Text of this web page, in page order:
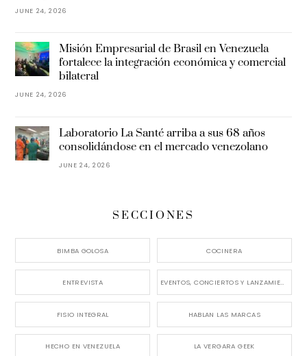
JUNE 24, 2026
Misión Empresarial de Brasil en Venezuela
fortalece la integración económica y comercial
bilateral
JUNE 24, 2026
Laboratorio La Santé arriba a sus 68 años
consolidándose en el mercado venezolano
JUNE 24, 2026
SECCIONES
BIMBA GOLOSA COCINERA
ENTREVISTA EVENTOS, CONCIERTOS Y LANZAMIENTOS
FISIO INTEGRAL HABLAN LAS MARCAS
HECHO EN VENEZUELA LA VERGARA GEEK